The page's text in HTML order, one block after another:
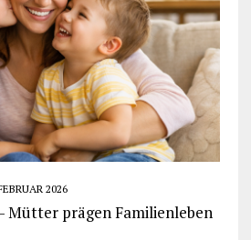
2026
Mütter prägen Familienleben